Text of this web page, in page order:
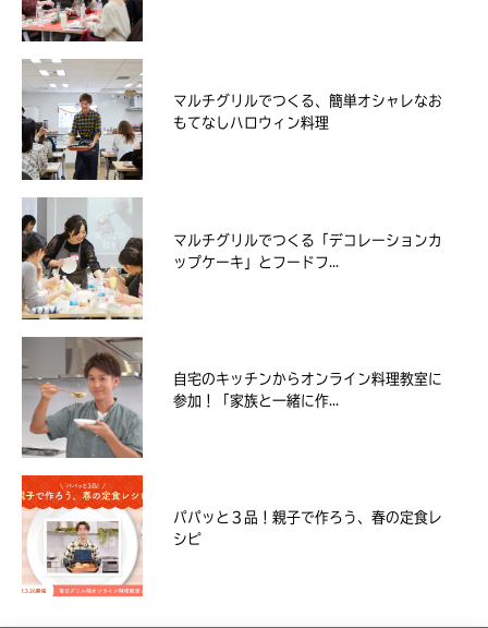
マルチグリルでつくる、簡単オシャレなお
もてなしハロウィン料理
マルチグリルでつくる「デコレーションカ
ップケーキ」とフードフ...
自宅のキッチンからオンライン料理教室に
参加！「家族と一緒に作...
パパッと３品！親子で作ろう、春の定食レ
シピ